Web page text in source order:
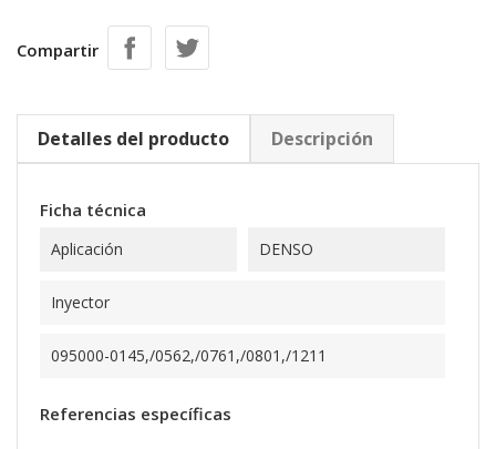
Compartir
Detalles del producto Descripción
Ficha técnica
Aplicación DENSO
Inyector
095000-0145,/0562,/0761,/0801,/1211
Referencias específicas